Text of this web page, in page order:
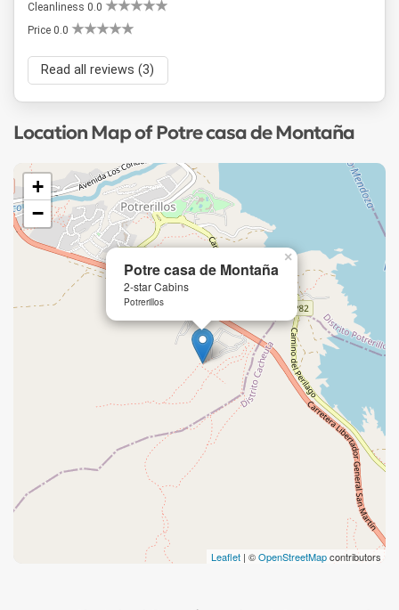
Cleanliness 0.0
Price 0.0
Read all reviews (3)
Location Map of Potre casa de Montaña
Potre casa de Montaña
2-star Cabins
Potrerillos
×
+
−
Leaflet | ©OpenStreetMapcontributors